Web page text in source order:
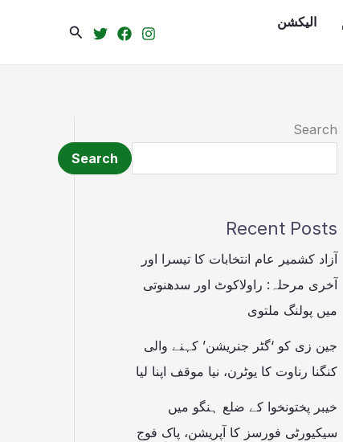
الیکشن
Search
Search
Search
Recent Posts
آزاد کشمیر عام انتخابات کا تیسرا اور
آخری مرحلہ: راولاکوٹ اور سدھنوتی
میں پولنگ ملتوی
جین زی کو ‘گٹر جنریشن’ کہنے والی
کنگنا رناوت کا یوٹرن، نیا موقف اپنا لیا
خیبر پختونخوا کے ضلع ہنگو میں
سیکیورٹی فورسز کا آپریشن، پاک فوج